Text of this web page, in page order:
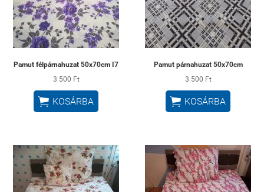
Pamut félpárnahuzat 50x70cm I7
3 500 Ft
 KOSÁRBA
Pamut párnahuzat 50x70cm
3 500 Ft
 KOSÁRBA